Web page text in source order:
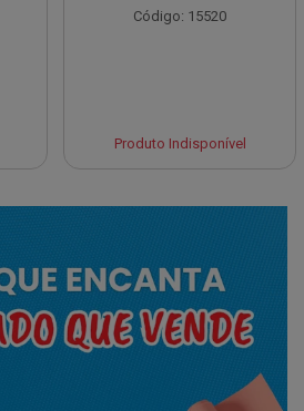
Código: 15520
Produto Indisponível